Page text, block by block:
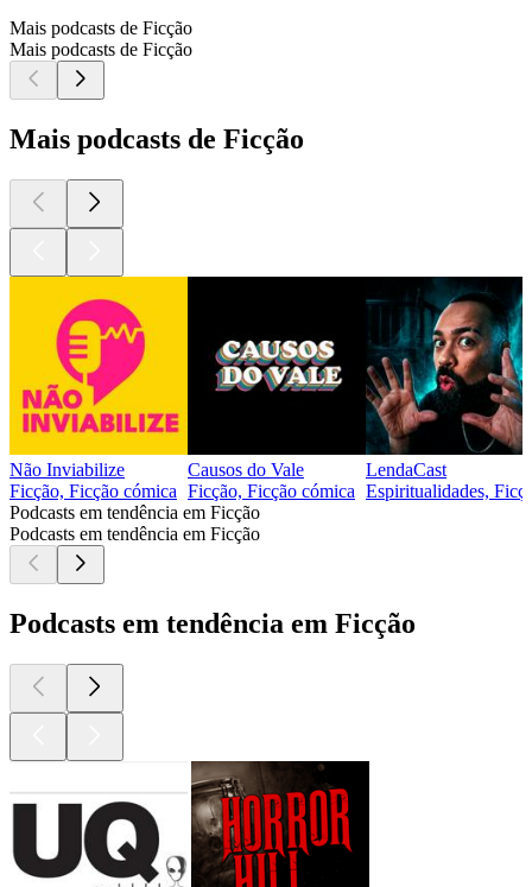
Mais podcasts de Ficção
Mais podcasts de Ficção
Mais podcasts de Ficção
Não Inviabilize
Ficção, Ficção cómica
Causos do Vale
Ficção, Ficção cómica
LendaCast
Espiritualidades,
Podcasts em tendência em Ficção
Podcasts em tendência em Ficção
Podcasts em tendência em Ficção